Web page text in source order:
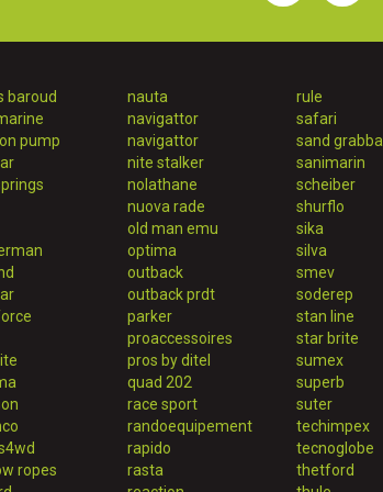
baroud
pump
ropes
nauta
navigattor
navigattor
nite stalker
nolathane
nuova rade
old man emu
optima
outback
outback prdt
parker
proaccessoires
pros by ditel
quad 202
race sport
randoequipement
rapido
rasta
rule
safari
sand grabba
sanimarin
scheiber
shurflo
sika
silva
smev
soderep
stan line
star brite
sumex
superb
suter
techimpex
tecnoglobe
thetford